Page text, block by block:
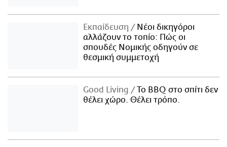
Εκπαίδευση
Νέοι δικηγόροι
αλλάζουν το τοπίο: Πώς οι
σπουδές Νομικής οδηγούν σε
θεσμική συμμετοχή
Good Living
Το BBQ στο σπίτι δεν
θέλει χώρο. Θέλει τρόπο.